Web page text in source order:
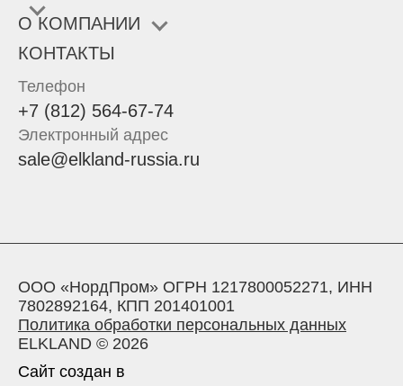
О КОМПАНИИ
КОНТАКТЫ
Телефон
+7 (812) 564-67-74
Электронный адрес
sale@elkland-russia.ru
ООО «НордПром» ОГРН 1217800052271, ИНН
7802892164, КПП 201401001
Политика обработки персональных данных
ELKLAND © 2026
Сайт создан в